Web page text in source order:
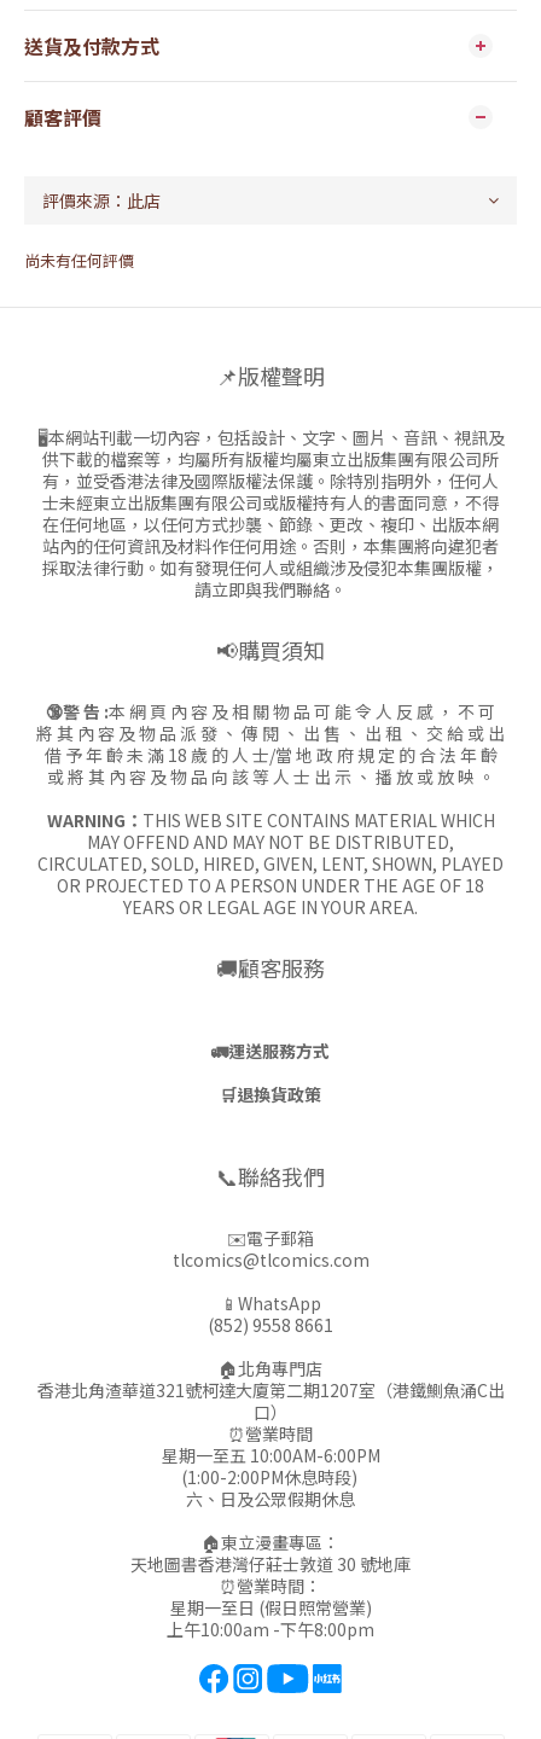
送貨及付款方式
顧客評價
尚未有任何評價
📌版權聲明
🖥本網站刊載一切內容，包括設計、文字、圖片、音訊、視訊及
供下載的檔案等，均屬所有版權均屬東立出版集團有限公司所
有，並受香港法律及國際版權法保護。除特別指明外，任何人
士未經東立出版集團有限公司或版權持有人的書面同意，不得
在任何地區，以任何方式抄襲、節錄、更改、複印、出版本網
站內的任何資訊及材料作任何用途。否則，本集團將向違犯者
採取法律行動。如有發現任何人或組織涉及侵犯本集團版權，
請立即與我們聯絡。
📢購買須知
🔞警 告 :本 網 頁 內 容 及 相 關 物 品 可 能 令 人 反 感 ， 不 可
將 其 內 容 及 物 品 派 發 、 傳 閱 、 出 售 、 出 租 、 交 給 或 出
借 予 年 齡 未 滿 18 歲 的 人 士/當 地 政 府 規 定 的 合 法 年 齡
或 將 其 內 容 及 物 品 向 該 等 人 士 出 示 、 播 放 或 放 映 。
WARNING： THIS WEB SITE CONTAINS MATERIAL WHICH
MAY OFFEND AND MAY NOT BE DISTRIBUTED,
CIRCULATED, SOLD, HIRED, GIVEN, LENT, SHOWN, PLAYED
OR PROJECTED TO A PERSON UNDER THE AGE OF 18
YEARS OR LEGAL AGE IN YOUR AREA.
🚚顧客服務
🚛運送服務方式
🛒退換貨政策
📞聯絡我們
✉️電子郵箱
tlcomics@tlcomics.com
📱WhatsApp
(852) 9558 8661
🏠北角專門店
香港北角渣華道321號柯達大廈第二期1207室（港鐵鰂魚涌C出
口）
⏰營業時間
星期一至五 10:00AM-6:00PM
(1:00-2:00PM休息時段)
六、日及公眾假期休息
🏠東立漫畫專區：
天地圖書香港灣仔莊士敦道 30 號地庫
⏰營業時間：
星期一至日 (假日照常營業)
上午10:00am -下午8:00pm